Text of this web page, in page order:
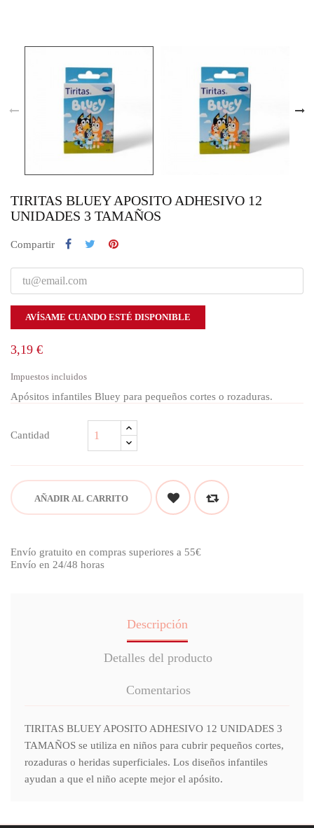
TIRITAS BLUEY APOSITO ADHESIVO 12
UNIDADES 3 TAMAÑOS
Compartir
AVÍSAME CUANDO ESTÉ DISPONIBLE
3,19 €
Impuestos incluidos
Apósitos infantiles Bluey para pequeños cortes o rozaduras.
Cantidad
AÑADIR AL CARRITO
Envío gratuito en compras superiores a 55€
Envío en 24/48 horas
Descripción
Detalles del producto
Comentarios
TIRITAS BLUEY APOSITO ADHESIVO 12 UNIDADES 3
TAMAÑOS se utiliza en niños para cubrir pequeños cortes,
rozaduras o heridas superficiales. Los diseños infantiles
ayudan a que el niño acepte mejor el apósito.